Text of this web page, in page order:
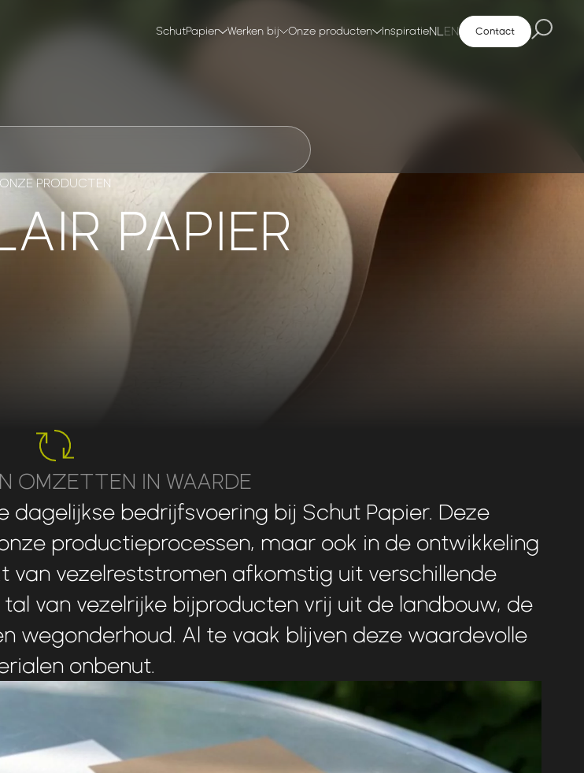
SchutPapier Werken bij Onze producten InspiratieNLEN Contact
ONZE PRODUCTEN
PAPIER
OMZETTEN IN WAARDE
dagelijkse bedrijfsvoering bij Schut Papier. Deze
productieprocessen, maar ook in de ontwikkeling
van vezelreststromen afkomstig uit verschillende
tal van vezelrijke bijproducten vrij uit de landbouw, de
wegonderhoud. Al te vaak blijven deze waardevolle
onbenut.